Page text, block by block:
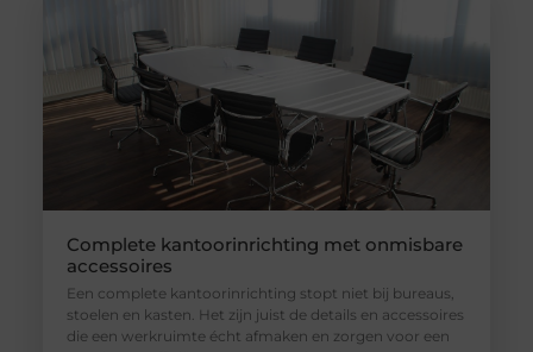
Complete kantoorinrichting met onmisbare
accessoires
Een complete kantoorinrichting stopt niet bij bureaus,
stoelen en kasten. Het zijn juist de details en accessoires
die een werkruimte écht afmaken en zorgen voor een